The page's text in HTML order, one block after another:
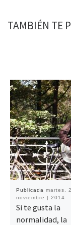
TAMBIÉN TE
Publicada martes,
noviembre | 2014
Si te gusta la
normalidad, la